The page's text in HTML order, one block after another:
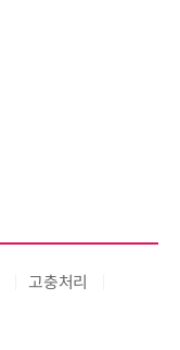
고충처리